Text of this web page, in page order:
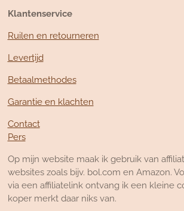
Klantenservice
Ruilen en retourneren
Levertijd
Betaalmethodes
Garantie en klachten
Contact
Pers
Op mijn website maak ik gebruik van
websites zoals bijv. bol.com en Amazon.
via een affiliatelink ontvang ik een kleine
koper merkt daar niks van.